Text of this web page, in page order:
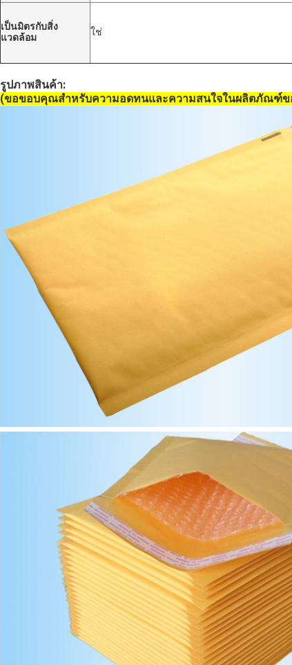
เป็นมิตรกับสิ่ง
แวดล้อม
ใช่
รูปภาพสินค้า:
(ขอขอบคุณสำหรับความอดทนและความสนใจในผลิตภัณฑ์ข